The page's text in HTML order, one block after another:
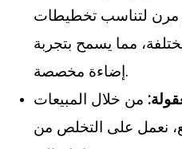
مرن لتناسب تخطيطات
مما يسمح بتجربة
إضاءة مخصصة.
من خلال المبيعات
نعمل على التخلص من